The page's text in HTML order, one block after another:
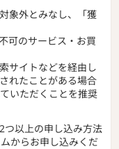
象外とみなし、「獲
可のサービス・お買
サイトなどを経由し
れたことがある場合
いただくことを推奨
つ以上の申し込み方法
からお申し込みくだ